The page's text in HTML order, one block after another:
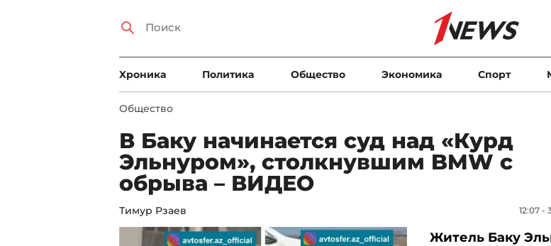
Xроника Политика Общество Экономика Спорт
Общество
В Баку начинается суд над «Курд
Эльнуром», столкнувшим BMW с
обрыва – ВИДЕО
Тимур Рзаев 12:07 -
Житель Баку